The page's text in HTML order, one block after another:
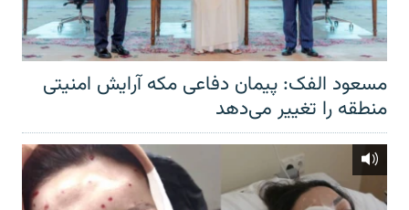
مسعود الفک: پیمان دفاعی مکه آرایش امنیتی
منطقه را تغییر می‌دهد